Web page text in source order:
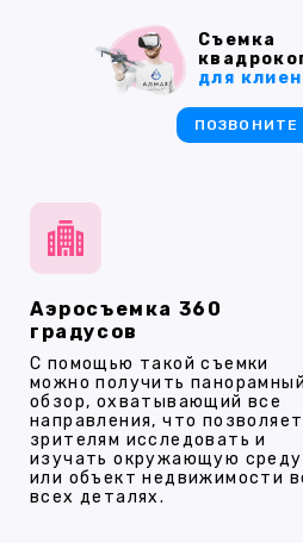
Аэросъемка 360
градусов
С помощью такой съемки
можно получить панорамный
обзор, охватывающий все
направления, что позволяет
зрителям исследовать и
изучать окружающую среду
или объект недвижимости
всех деталях.
Съемка
для
ПОЗВОНИТЕ